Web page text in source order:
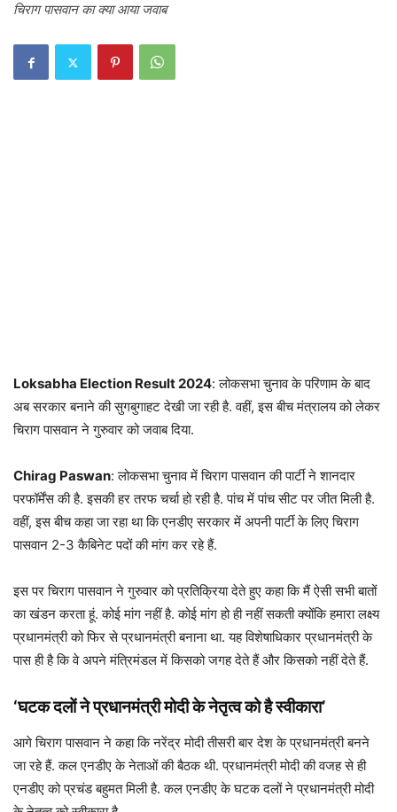
चिराग पासवान का क्या आया जवाब
Loksabha Election Result 2024: लोकसभा चुनाव के परिणाम के बाद
अब सरकार बनाने की सुगबुगाहट देखी जा रही है. वहीं, इस बीच मंत्रालय को लेकर
चिराग पासवान ने गुरुवार को जवाब दिया.
Chirag Paswan: लोकसभा चुनाव में चिराग पासवान की पार्टी ने शानदार
परफॉर्मेंस की है. इसकी हर तरफ चर्चा हो रही है. पांच में पांच सीट पर जीत मिली है.
वहीं, इस बीच कहा जा रहा था कि एनडीए सरकार में अपनी पार्टी के लिए चिराग
पासवान 2-3 कैबिनेट पदों की मांग कर रहे हैं.
इस पर चिराग पासवान ने गुरुवार को प्रतिक्रिया देते हुए कहा कि मैं ऐसी सभी बातों
का खंडन करता हूं. कोई मांग नहीं है. कोई मांग हो ही नहीं सकती क्योंकि हमारा लक्ष्य
प्रधानमंत्री को फिर से प्रधानमंत्री बनाना था. यह विशेषाधिकार प्रधानमंत्री के
पास ही है कि वे अपने मंत्रिमंडल में किसको जगह देते हैं और किसको नहीं देते हैं.
‘घटक दलों ने प्रधानमंत्री मोदी के नेतृत्व को है स्वीकारा’
आगे चिराग पासवान ने कहा कि नरेंद्र मोदी तीसरी बार देश के प्रधानमंत्री बनने
जा रहे हैं. कल एनडीए के नेताओं की बैठक थी. प्रधानमंत्री मोदी की वजह से ही
एनडीए को प्रचंड बहुमत मिली है. कल एनडीए के घटक दलों ने प्रधानमंत्री मोदी